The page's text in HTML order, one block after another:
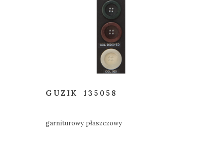
GUZIK 135058
garniturowy, płaszczowy